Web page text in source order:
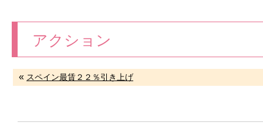
アクション
« スペイン最賃２２％引き上げ